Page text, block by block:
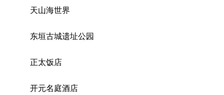
天山海世界
东垣古城遗址公园
正太饭店
开元名庭酒店